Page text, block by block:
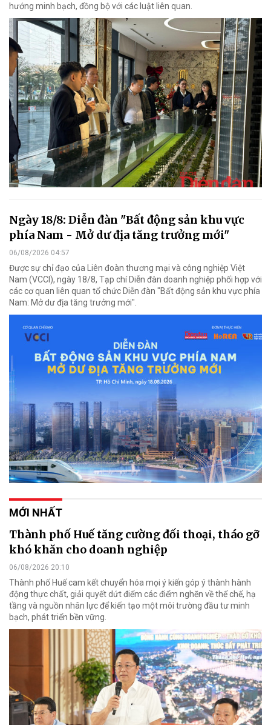
hướng minh bạch, đồng bộ với các luật liên quan.
Ngày 18/8: Diễn đàn "Bất động sản khu vực
phía Nam - Mở dư địa tăng trưởng mới"
06/08/2026 04:57
Được sự chỉ đạo của Liên đoàn thương mại và công nghiệp Việt
Nam (VCCI), ngày 18/8, Tạp chí Diễn đàn doanh nghiệp phối hợp với
các cơ quan liên quan tổ chức Diễn đàn "Bất động sản khu vực phía
Nam: Mở dư địa tăng trưởng mới".
MỚI NHẤT
Thành phố Huế tăng cường đối thoại, tháo gỡ
khó khăn cho doanh nghiệp
06/08/2026 20:10
Thành phố Huế cam kết chuyển hóa mọi ý kiến góp ý thành hành
động thực chất, giải quyết dứt điểm các điểm nghẽn về thể chế, hạ
tầng và nguồn nhân lực để kiến tạo một môi trường đầu tư minh
bạch, phát triển bền vững.